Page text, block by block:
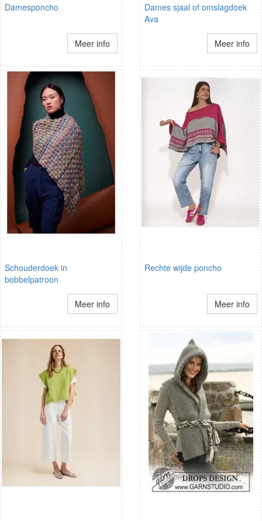
Damesponcho
Meer info
Dames sjaal of omslagdoek
Ava
Meer info
Schouderdoek in
bobbelpatroon
Meer info
Rechte wijde poncho
Meer info